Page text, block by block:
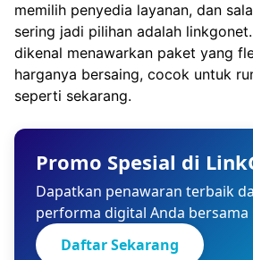
memilih penyedia layanan, dan
sering jadi pilihan adalah linkgonet
dikenal menawarkan paket yang
harganya bersaing, cocok untuk
seperti sekarang.
Promo Spesial di
Dapatkan penawaran terbaik
performa digital Anda bersama
Daftar Sekarang